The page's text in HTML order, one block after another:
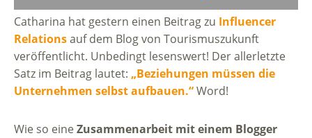
Catharina hat gestern einen Beitrag zu Influencer
Relationsauf dem Blog von Tourismuszukunft
veröffentlicht. Unbedingt lesenswert! Der allerletzte
Satz im Beitrag lautet: „Beziehungen müssen die
Unternehmen selbst aufbauen.“Word!
Wie so eineZusammenarbeit mit einem Blogger